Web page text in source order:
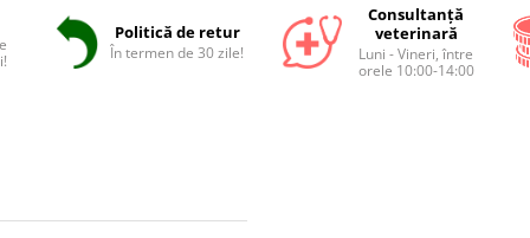
Politică de retur
În termen de 30 zile!
Consultanță
veterinară
Luni - Vineri, între
orele 10:00-14:00